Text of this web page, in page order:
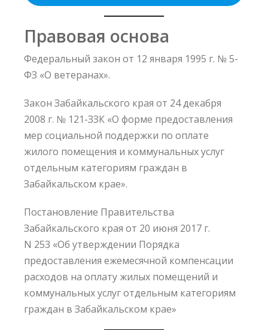
Правовая основа
Федеральный закон от 12 января 1995 г. № 5-
ФЗ «О ветеранах».
Закон Забайкальского края от 24 декабря
2008 г. № 121-ЗЗК «О форме предоставления
мер социальной поддержки по оплате
жилого помещения и коммунальных услуг
отдельным категориям граждан в
Забайкальском крае».
Постановление Правительства
Забайкальского края от 20 июня 2017 г.
N 253 «Об утверждении Порядка
предоставления ежемесячной компенсации
расходов на оплату жилых помещений и
коммунальных услуг отдельным категориям
граждан в Забайкальском крае»